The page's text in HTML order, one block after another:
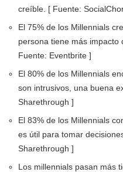
creíble. [ Fuente:
El 75% de los Millennials
persona tiene más
Fuente: Eventbrite ]
El 80% de los Millennials
son intrusivos, una buena
Sharethrough ]
El 83% de los Millennials
es útil para tomar
Sharethrough ]
Los millennials pasan más